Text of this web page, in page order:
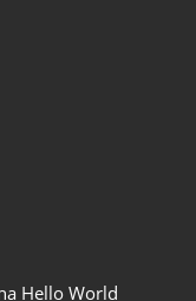
Hello World